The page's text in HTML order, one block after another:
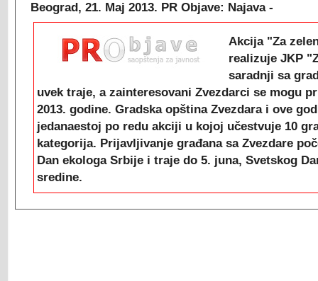
Beograd, 21. Maj 2013. PR Objave: Najava -
Akcija "Za
realizuje JKP
saradnji sa
uvek traje, a zainteresovani Zvezdarci se mogu
2013. godine. Gradska opština Zvezdara i ove
jedanaestoj po redu akciji u kojoj učestvuje 10
kategorija. Prijavljivanje građana sa Zvezdare
Dan ekologa Srbije i traje do 5. juna, Svetskog
sredine.